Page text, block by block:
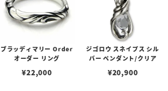
ブラッディマリー Order
オーダー リング
¥22,000
ジゴロウ スネイプス シル
バー ペンダント/クリア
¥20,900